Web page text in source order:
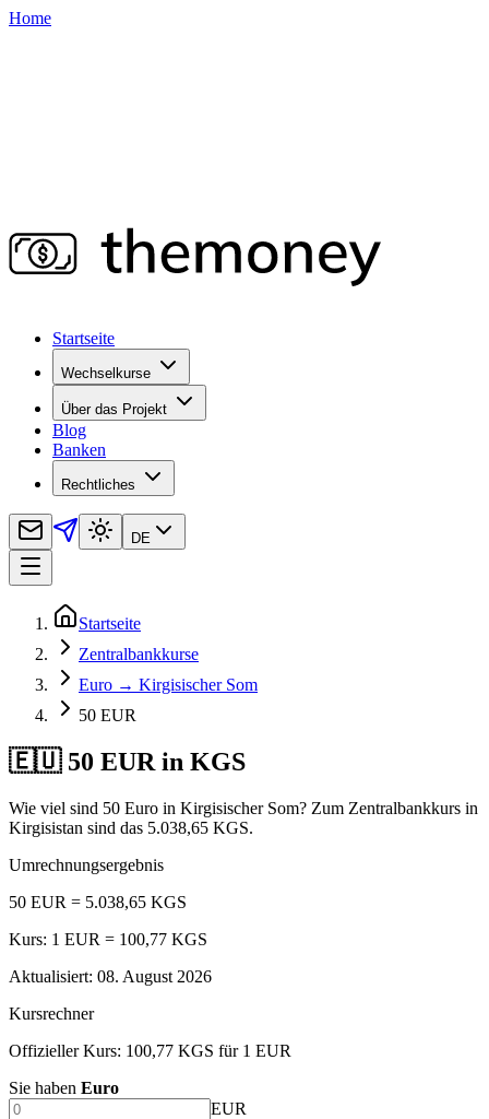
Home
Startseite
Wechselkurse
Über das Projekt
Blog
Banken
Rechtliches
DE
Startseite
Zentralbankkurse
Euro → Kirgisischer Som
50 EUR
🇪🇺 50 EUR in KGS
Wie viel sind 50 Euro in Kirgisischer Som? Zum Zentralbankkurs in
Kirgisistan sind das 5.038,65 KGS.
Umrechnungsergebnis
50 EUR = 5.038,65 KGS
Kurs: 1 EUR = 100,77 KGS
Aktualisiert: 08. August 2026
Kursrechner
Offizieller Kurs: 100,77 KGS für 1 EUR
Sie haben Euro
EUR